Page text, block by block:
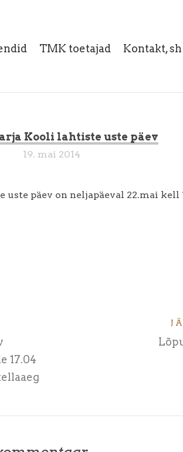
TMK toetajad Kontakt,
Kooli lahtiste uste päev
19. mai 2014
päev on neljapäeval 22.mai kell
17.04